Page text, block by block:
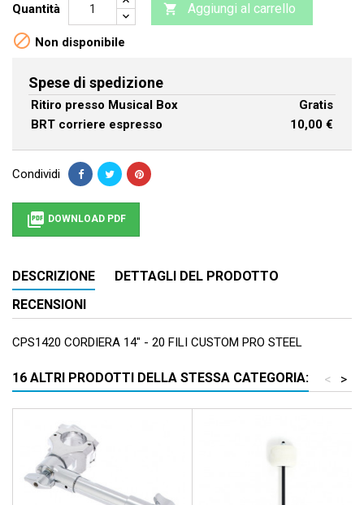
Quantità  Aggiungi al carrello
 Non disponibile
Spese di spedizione
Ritiro presso Musical Box
Gratis
BRT corriere espresso
10,00 €
Condividi
 DOWNLOAD PDF
DESCRIZIONE
DETTAGLI DEL PRODOTTO
RECENSIONI
CPS1420 CORDIERA 14" - 20 FILI CUSTOM PRO STEEL
16 ALTRI PRODOTTI DELLA STESSA CATEGORIA: >
<